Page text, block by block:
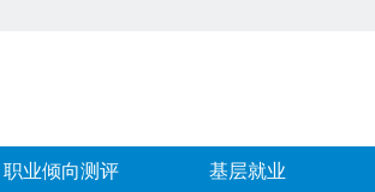
职业倾向测评 基层就业